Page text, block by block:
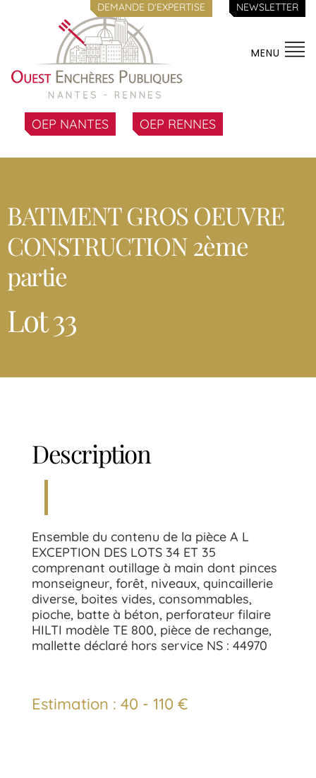
DEMANDE D'EXPERTISE NEWSLETTER
MENU
OEP NANTES OEP RENNES
BATIMENT GROS OEUVRE
CONSTRUCTION 2ème
partie
Lot 33
Description
Ensemble du contenu de la pièce A L
EXCEPTION DES LOTS 34 ET 35
comprenant outillage à main dont pinces
monseigneur, forêt, niveaux, quincaillerie
diverse, boites vides, consommables,
pioche, batte à béton, perforateur filaire
HILTI modèle TE 800, pièce de rechange,
mallette déclaré hors service NS : 44970
Estimation : 40 - 110 €